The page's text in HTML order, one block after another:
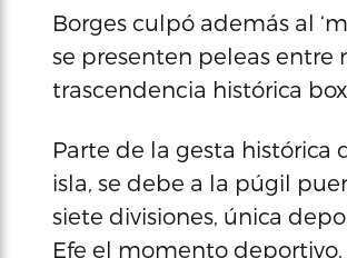
Borges culpó además al
se presenten peleas entre
trascendencia histórica
Parte de la gesta
isla, se debe a la púgil
siete divisiones, única
Efe el momento deportivo.